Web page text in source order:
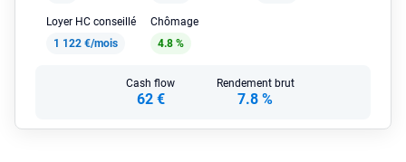
Loyer HC conseillé
1 122 €/mois
Chômage
4.8 %
Cash flow
62 €
Rendement brut
7.8 %